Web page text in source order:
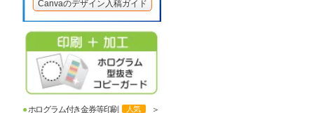
Canvaのデザイン入稿ガイド
●ホログラム付き金券等印刷 人気